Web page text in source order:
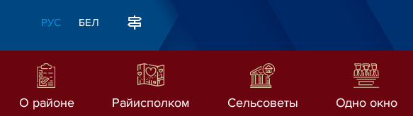
РУС БЕЛ
О районе Райисполком Сельсоветы Одно окно